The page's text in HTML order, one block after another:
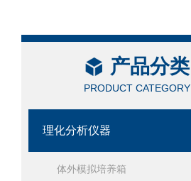
产品分类
PRODUCT CATEGORY
理化分析仪器
体外模拟培养箱